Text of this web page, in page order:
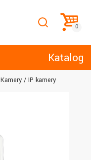
Katalog
Kamery IP kamery